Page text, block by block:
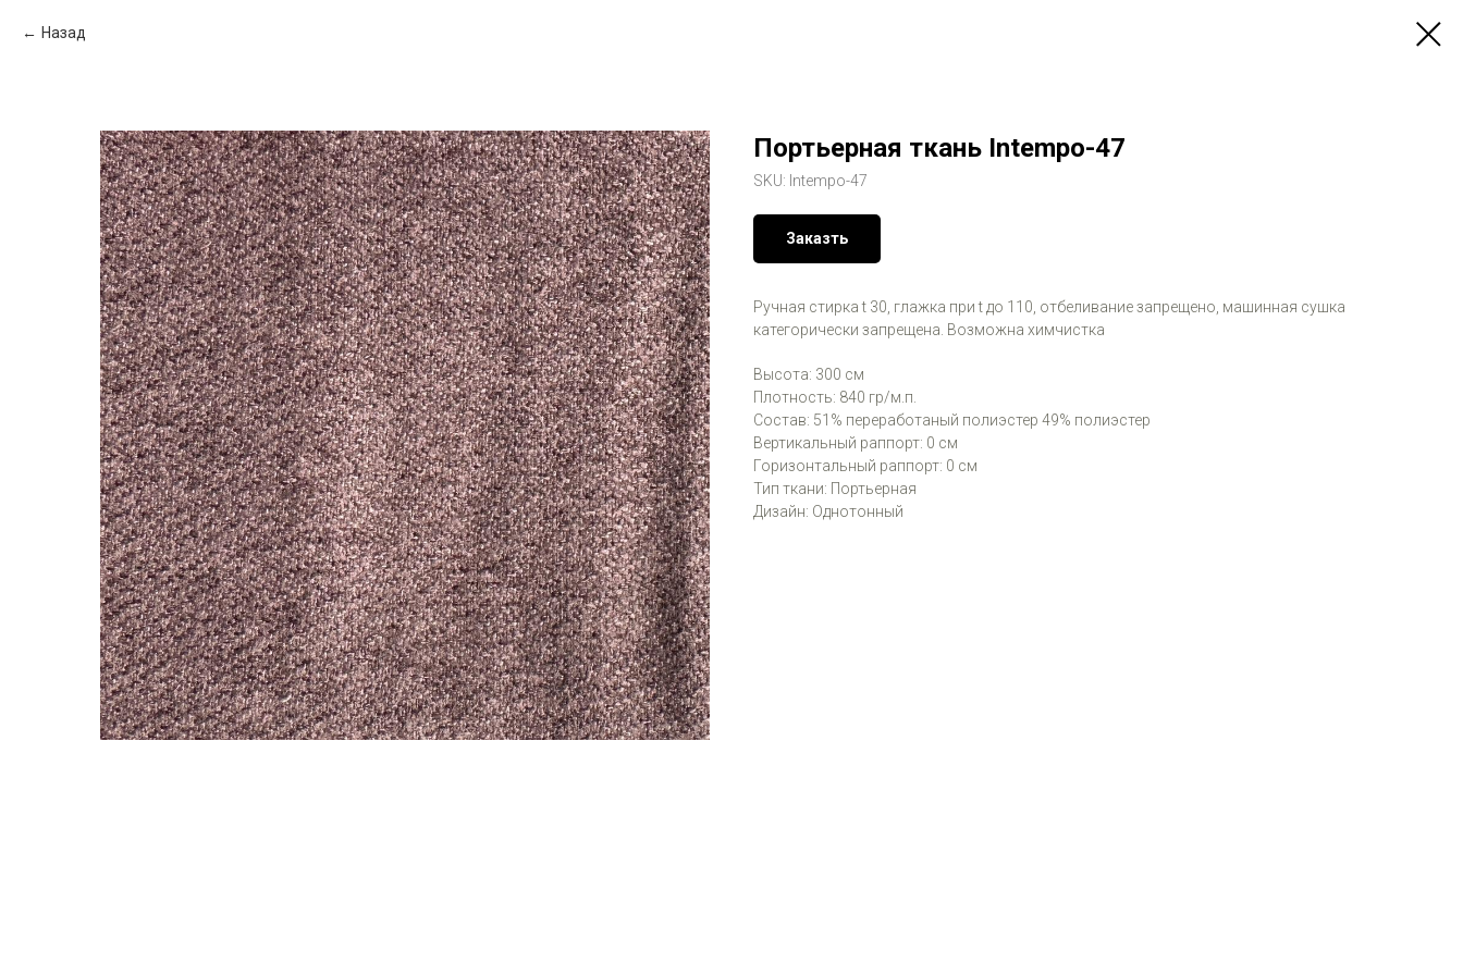
Назад
Портьерная ткань Intempo-47
SKU: Intempo-47
Заказть
Ручная стирка t 30, глажка при t до 110, отбеливание запрещено, машинная сушка
категорически запрещена. Возможна химчистка
Высота: 300 см
Плотность: 840 гр/м.п.
Состав: 51% переработаный полиэстер 49% полиэстер
Вертикальный раппорт: 0 см
Горизонтальный раппорт: 0 см
Тип ткани: Портьерная
Дизайн: Однотонный